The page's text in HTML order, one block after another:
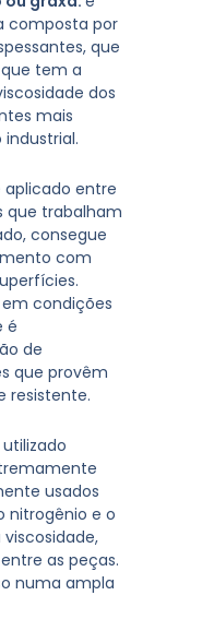
composta por
que
tem a
dos
mais
aplicado entre
que trabalham
consegue
com
condições
é
de
que provêm
resistente.
utilizado
usados
nitrogênio e o
viscosidade,
as peças.
numa ampla